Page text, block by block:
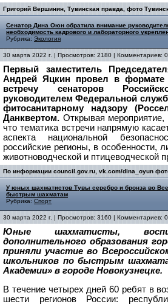
Григорий Вершинин, Тувинская правда, фото
Сенатор Дина Оюн обратила внимание
необходимость кадрового и лабораторного
Рубрика: Экология
30 марта 2022 г. | Просмотров: 2180 | Комментариев: 0
Первый заместитель
Андрей Яцкин провел в формате
встречу сенаторов
руководителем Федеральной
фитосанитарному надзору
Данквертом. Открывая
что тематика встречи напрямую
аспекта национальной
российские регионы, в особенности,
животноводческой и птицеводческой
По информации council.gov.ru, vk.com/dina_oyun
У юных шахматистов Тувы серебро и бронза во
быстрым шахматам
Рубрика: Спорт
30 марта 2022 г. | Просмотров: 3160 | Комментариев: 0
Юные шахматисты,
дополнительного образования
приняли участие во
школьников по быстрым
Академии» в городе Новокузнецке.
В течение четырех дней 60 ребят в
шести регионов России: